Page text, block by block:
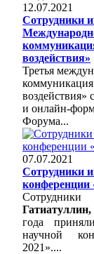
12.07.2021
Сотрудники
воздействия»
Третья
воздействия»
и онлайн-
Форума...
07.07.2021
Сотрудники
конференции
Сотрудники
года
научной
2021»....